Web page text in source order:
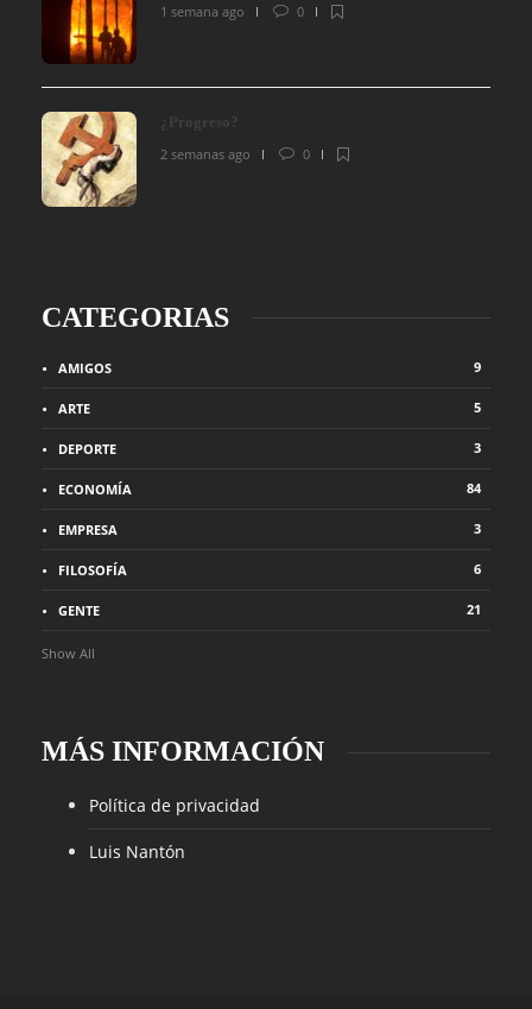
1 semana ago
0
¿Progreso?
2 semanas ago
0
CATEGORIAS
AMIGOS 9
ARTE 5
DEPORTE 3
ECONOMÍA 84
EMPRESA 3
FILOSOFÍA 6
GENTE 21
Show All
MÁS INFORMACIÓN
Política de privacidad
Luis Nantón